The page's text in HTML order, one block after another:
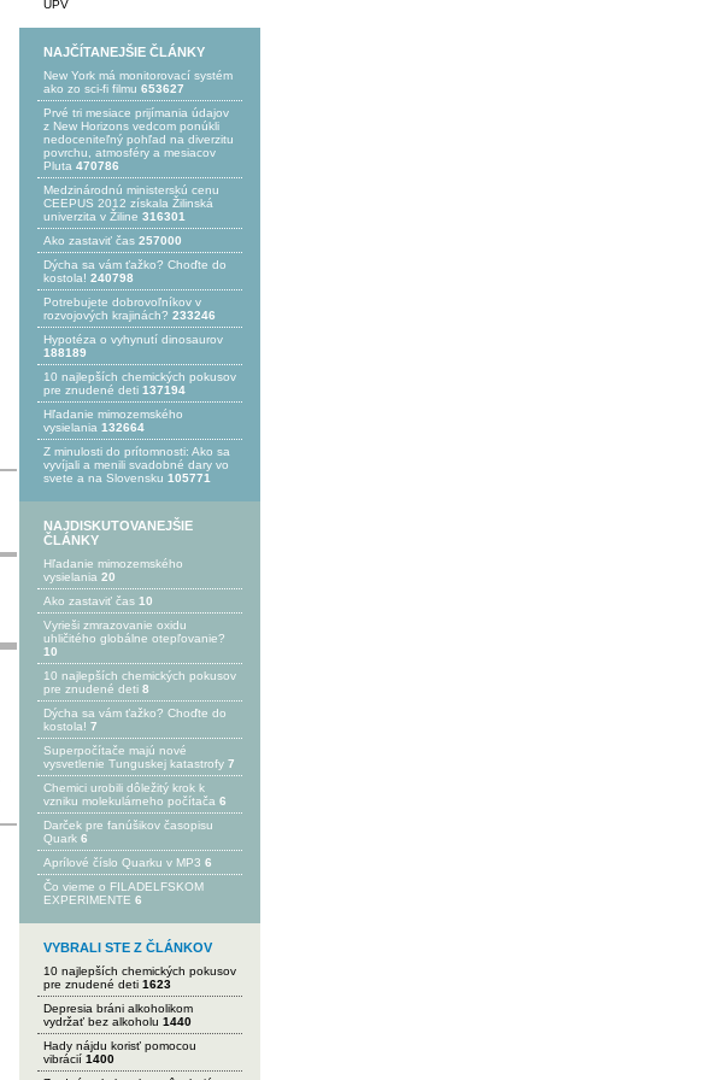
UPV
NAJČÍTANEJŠIE ČLÁNKY
New York má monitorovací systém
ako zo sci-fi filmu 653627
Prvé tri mesiace prijímania údajov
z New Horizons vedcom ponúkli
nedoceniteľný pohľad na diverzitu
povrchu, atmosféry a mesiacov
Pluta 470786
Medzinárodnú ministerskú cenu
CEEPUS 2012 získala Žilinská
univerzita v Žiline 316301
Ako zastaviť čas 257000
Dýcha sa vám ťažko? Choďte do
kostola! 240798
Potrebujet​e dobrovoľníkov v
rozvojovýc​h krajinách? 233246
Hypotéza o vyhynutí dinosaurov
188189
10 najlepších chemických pokusov
pre znudené deti 137194
Hľadanie mimozemského
vysielania 132664
Z minulosti do prítomnosti: Ako sa
vyvíjali a menili svadobné dary vo
svete a na Slovensku 105771
NAJDISKUTOVANEJŠIE
ČLÁNKY
Hľadanie mimozemského
vysielania 20
Ako zastaviť čas 10
Vyrieši zmrazovanie oxidu
uhličitého globálne otepľovanie?
10
10 najlepších chemických pokusov
pre znudené deti 8
Dýcha sa vám ťažko? Choďte do
kostola! 7
Superpočítače majú nové
vysvetlenie Tunguskej katastrofy 7
Chemici urobili dôležitý krok k
vzniku molekulárneho počítača 6
Darček pre fanúšikov časopisu
Quark 6
Aprílové číslo Quarku v MP3 6
Čo vieme o FILADELFSKOM
EXPERIMENTE 6
VYBRALI STE Z ČLÁNKOV
10 najlepších chemických pokusov
pre znudené deti 1623
Depresia bráni alkoholikom
vydržať bez alkoholu 1440
Hady nájdu korisť pomocou
vibrácií 1400